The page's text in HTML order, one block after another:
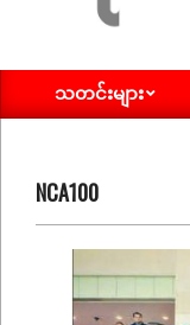
ရှမ်း
နီ
သတင်း
Primary
သတင်းများ
NCA100